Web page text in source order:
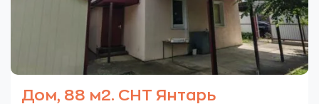
Дом, 88 м2. СНТ Янтарь